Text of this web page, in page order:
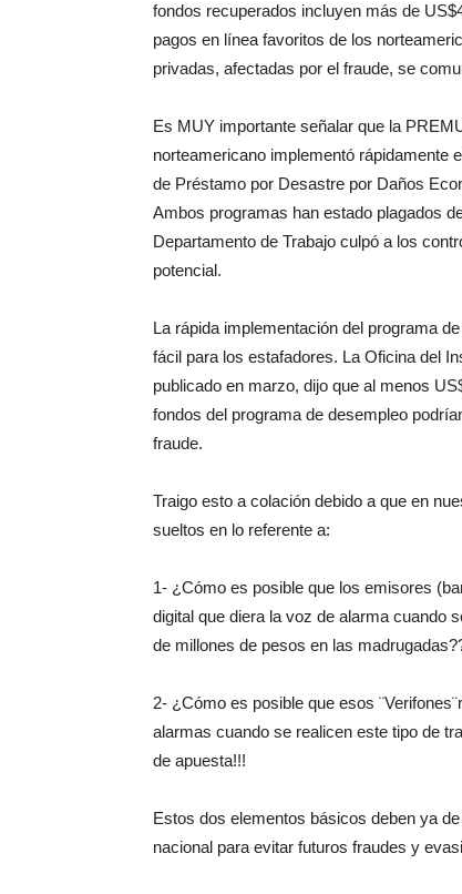
fondos recuperados incluyen más de
pagos en línea favoritos de los
privadas, afectadas por el fraude, se
Es MUY importante señalar que la
norteamericano implementó rápidamente
de Préstamo por Desastre por Daños
Ambos programas han estado plagados
Departamento de Trabajo culpó a los
potencial.
La rápida implementación del programa
fácil para los estafadores. La Oficina del
publicado en marzo, dijo que al menos
fondos del programa de desempleo
fraude.
Traigo esto a colación debido a que en
sueltos en lo referente a:
1- ¿Cómo es posible que los emisores
digital que diera la voz de alarma cuando
de millones de pesos en las
2- ¿Cómo es posible que esos
alarmas cuando se realicen este tipo de
de apuesta!!!
Estos dos elementos básicos deben ya
nacional para evitar futuros fraudes y